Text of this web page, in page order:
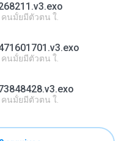
คนมั้ยมีตัวตน ใ.
คนมั้ยมีตัวตน ใ.
คนมั้ยมีตัวตน ใ.